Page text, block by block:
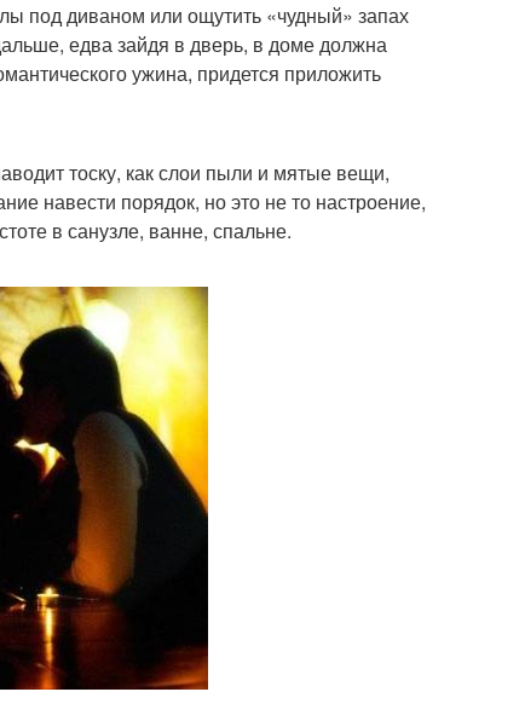
под диваном или ощутить «чудный» запах
едва зайдя в дверь, в доме должна
ужина, придется приложить
тоску, как слои пыли и мятые вещи,
навести порядок, но это не то настроение,
в санузле, ванне, спальне.